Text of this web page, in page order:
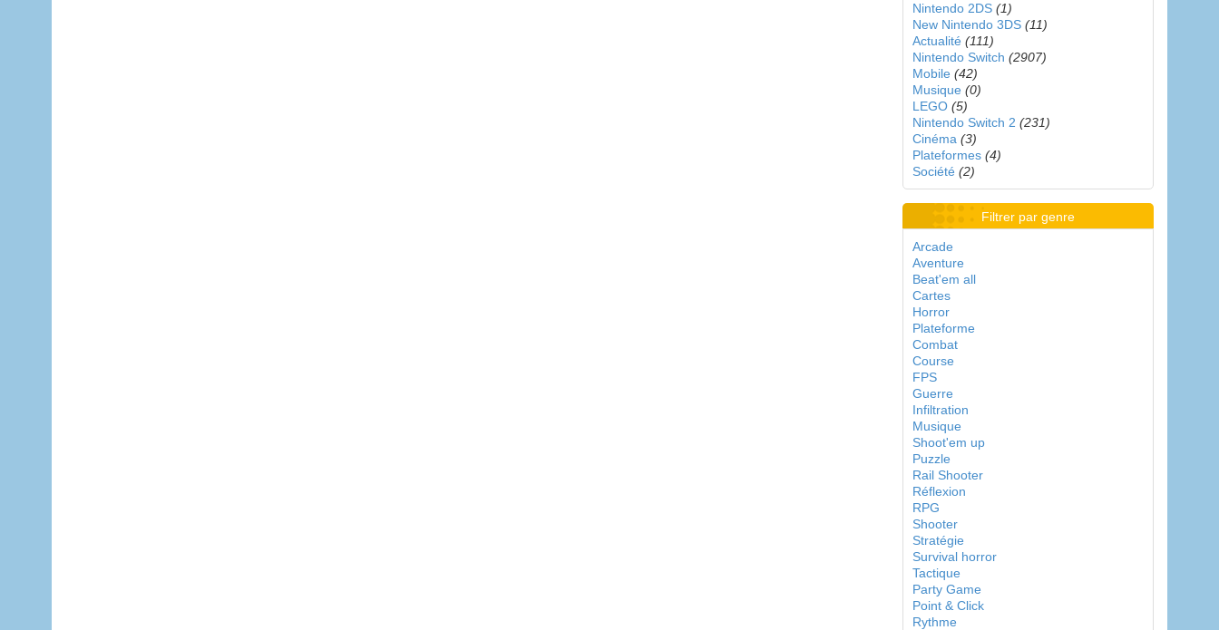
Nintendo 2DS (1)
New Nintendo 3DS (11)
Actualité (111)
Nintendo Switch (2907)
Mobile (42)
Musique (0)
LEGO (5)
Nintendo Switch 2 (231)
Cinéma (3)
Plateformes (4)
Société (2)
Filtrer par genre
Arcade
Aventure
Beat'em all
Cartes
Horror
Plateforme
Combat
Course
FPS
Guerre
Infiltration
Musique
Shoot'em up
Puzzle
Rail Shooter
Réflexion
RPG
Shooter
Stratégie
Survival horror
Tactique
Party Game
Point & Click
Rythme